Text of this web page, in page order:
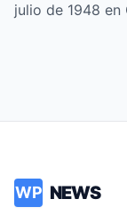
julio de 1948 en
WP NEWS